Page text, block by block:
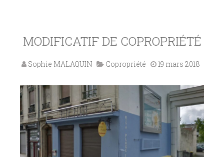
MODIFICATIF DE COPROPRIÉTÉ
Sophie MALAQUIN Copropriété 19 mars 2018